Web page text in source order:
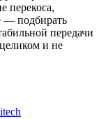
перекоса,
— подбирать
передачи
и не